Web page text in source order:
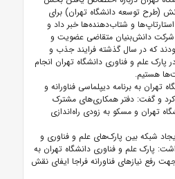
(طرح توسعه دانشگاه تهران) برای
و شتاب‌دهنده‌ها خبر داد و
گفت: در سال ۱۴۰۱ حدود ۱۵۰۰ شرکت دانش‌بنیان متقاضی عضویت و
که در سال گذشته فرایند جذب و
در پارک علم و فناوری دانشگاه تهران انجام
هستیم.
تهران به برنامه دیپلماسی فناورانه و
و گفت: دفتر همکاری‌های مشترک
تهران و مسکو به زودی راه‌اندازی
شبکه بین پارک‌های علم و فناوری و
پارک علم و فناوری دانشگاه تهران به
رفع نیازهای فناورانه فراجا ایفای نقش